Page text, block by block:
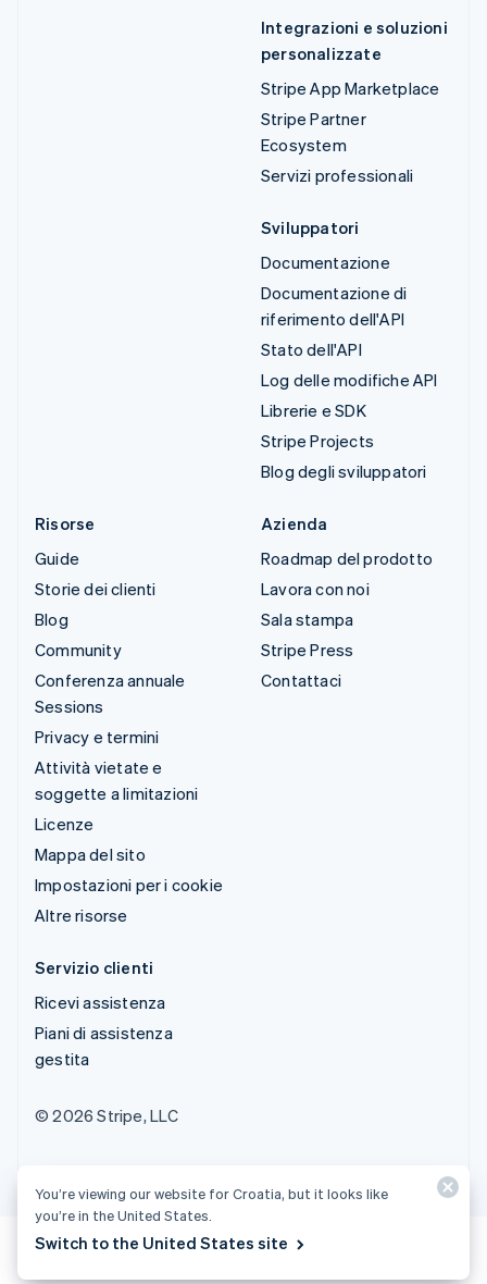
Integrazioni e soluzioni
personalizzate
Stripe App Marketplace
Stripe Partner
Ecosystem
Servizi professionali
Sviluppatori
Documentazione
Documentazione di
riferimento dell'API
Stato dell'API
Log delle modifiche API
Librerie e SDK
Stripe Projects
Blog degli sviluppatori
Risorse
Guide
Storie dei clienti
Blog
Community
Conferenza annuale
Sessions
Privacy e termini
Attività vietate e
soggette a limitazioni
Licenze
Mappa del sito
Impostazioni per i cookie
Altre risorse
Azienda
Roadmap del prodotto
Lavora con noi
Sala stampa
Stripe Press
Contattaci
Servizio clienti
Ricevi assistenza
Piani di assistenza
gestita
© 2026 Stripe, LLC
You’re viewing our website for Croatia, but it looks like
you’re in the United States.
Switch to the United States site